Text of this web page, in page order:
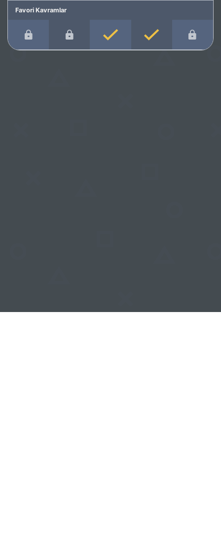
Favori Kavramlar